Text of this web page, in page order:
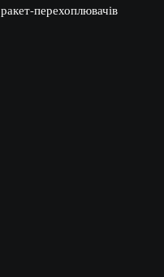
перехоплювачів